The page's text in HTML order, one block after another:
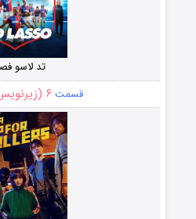
تد لاسو فصل ۴
منتشر شد